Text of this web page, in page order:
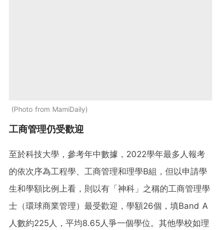
Photo from MamiDaily
工商管理仍受歡迎
至於科技大學，參考年中數據，2022學年最多人報考
的依次序為工程學、工商管理和理學B組，但以申請學
生和學額比例上看，則以有「神科」之稱的工商管理學
士（環球商業管理）最受歡迎，學額26個，填Band A
人數約225人，平均8.65人爭一個學位。其他學校如理